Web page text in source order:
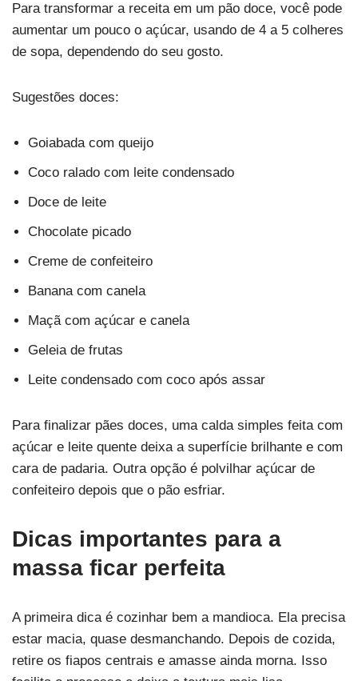
Para transformar a receita em um pão doce, você pode
aumentar um pouco o açúcar, usando de 4 a 5 colheres
de sopa, dependendo do seu gosto.
Sugestões doces:
Goiabada com queijo
Coco ralado com leite condensado
Doce de leite
Chocolate picado
Creme de confeiteiro
Banana com canela
Maçã com açúcar e canela
Geleia de frutas
Leite condensado com coco após assar
Para finalizar pães doces, uma calda simples feita com
açúcar e leite quente deixa a superfície brilhante e com
cara de padaria. Outra opção é polvilhar açúcar de
confeiteiro depois que o pão esfriar.
Dicas importantes para a
massa ficar perfeita
A primeira dica é cozinhar bem a mandioca. Ela precisa
estar macia, quase desmanchando. Depois de cozida,
retire os fiapos centrais e amasse ainda morna. Isso